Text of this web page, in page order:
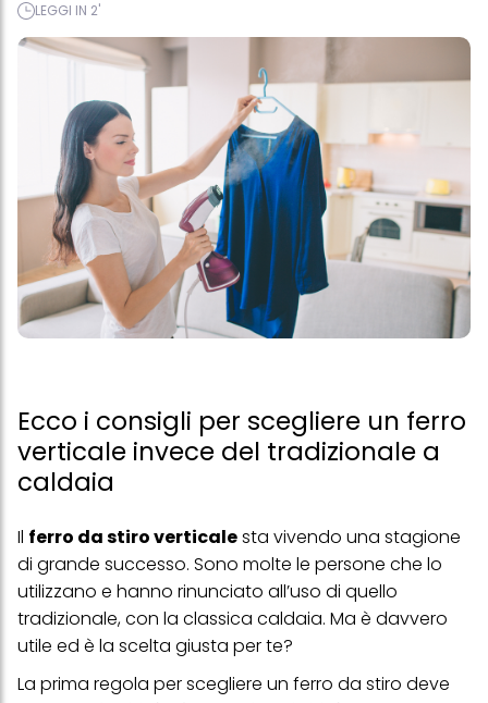
LEGGI IN 2'
Ecco i consigli per scegliere un ferro
verticale invece del tradizionale a
caldaia
Il ferro da stiro verticalesta vivendo una stagione
di grande successo. Sono molte le persone che lo
utilizzano e hanno rinunciato all’uso di quello
tradizionale, con la classica caldaia. Ma è davvero
utile ed è la scelta giusta per te?
La prima regola per scegliere un ferro da stiro deve